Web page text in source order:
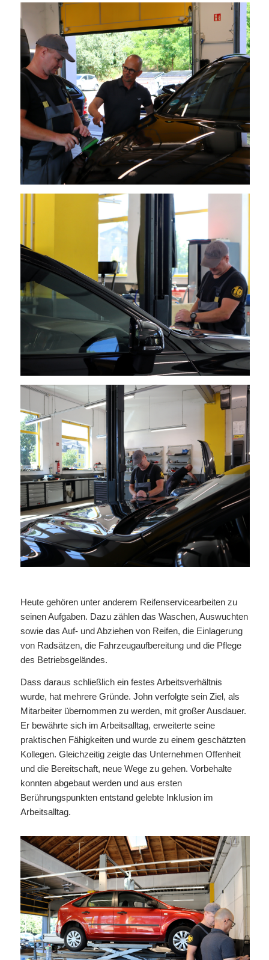
Heute gehören unter anderem Reifenservicearbeiten zu
seinen Aufgaben. Dazu zählen das Waschen, Auswuchten
sowie das Auf- und Abziehen von Reifen, die Einlagerung
von Radsätzen, die Fahrzeugaufbereitung und die Pflege
des Betriebsgeländes.
Dass daraus schließlich ein festes Arbeitsverhältnis
wurde, hat mehrere Gründe. John verfolgte sein Ziel, als
Mitarbeiter übernommen zu werden, mit großer Ausdauer.
Er bewährte sich im Arbeitsalltag, erweiterte seine
praktischen Fähigkeiten und wurde zu einem geschätzten
Kollegen. Gleichzeitig zeigte das Unternehmen Offenheit
und die Bereitschaft, neue Wege zu gehen. Vorbehalte
konnten abgebaut werden und aus ersten
Berührungspunkten entstand gelebte Inklusion im
Arbeitsalltag.